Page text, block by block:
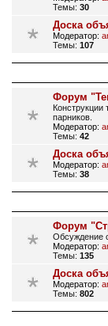
Темы: 30
Доска
Модератор:
Темы: 107
Форум
Конструкции
парников.
Модератор:
Темы: 42
Доска
Модератор:
Темы: 38
Форум
Обсуждение
Модератор:
Темы: 135
Доска
Модератор:
Темы: 802